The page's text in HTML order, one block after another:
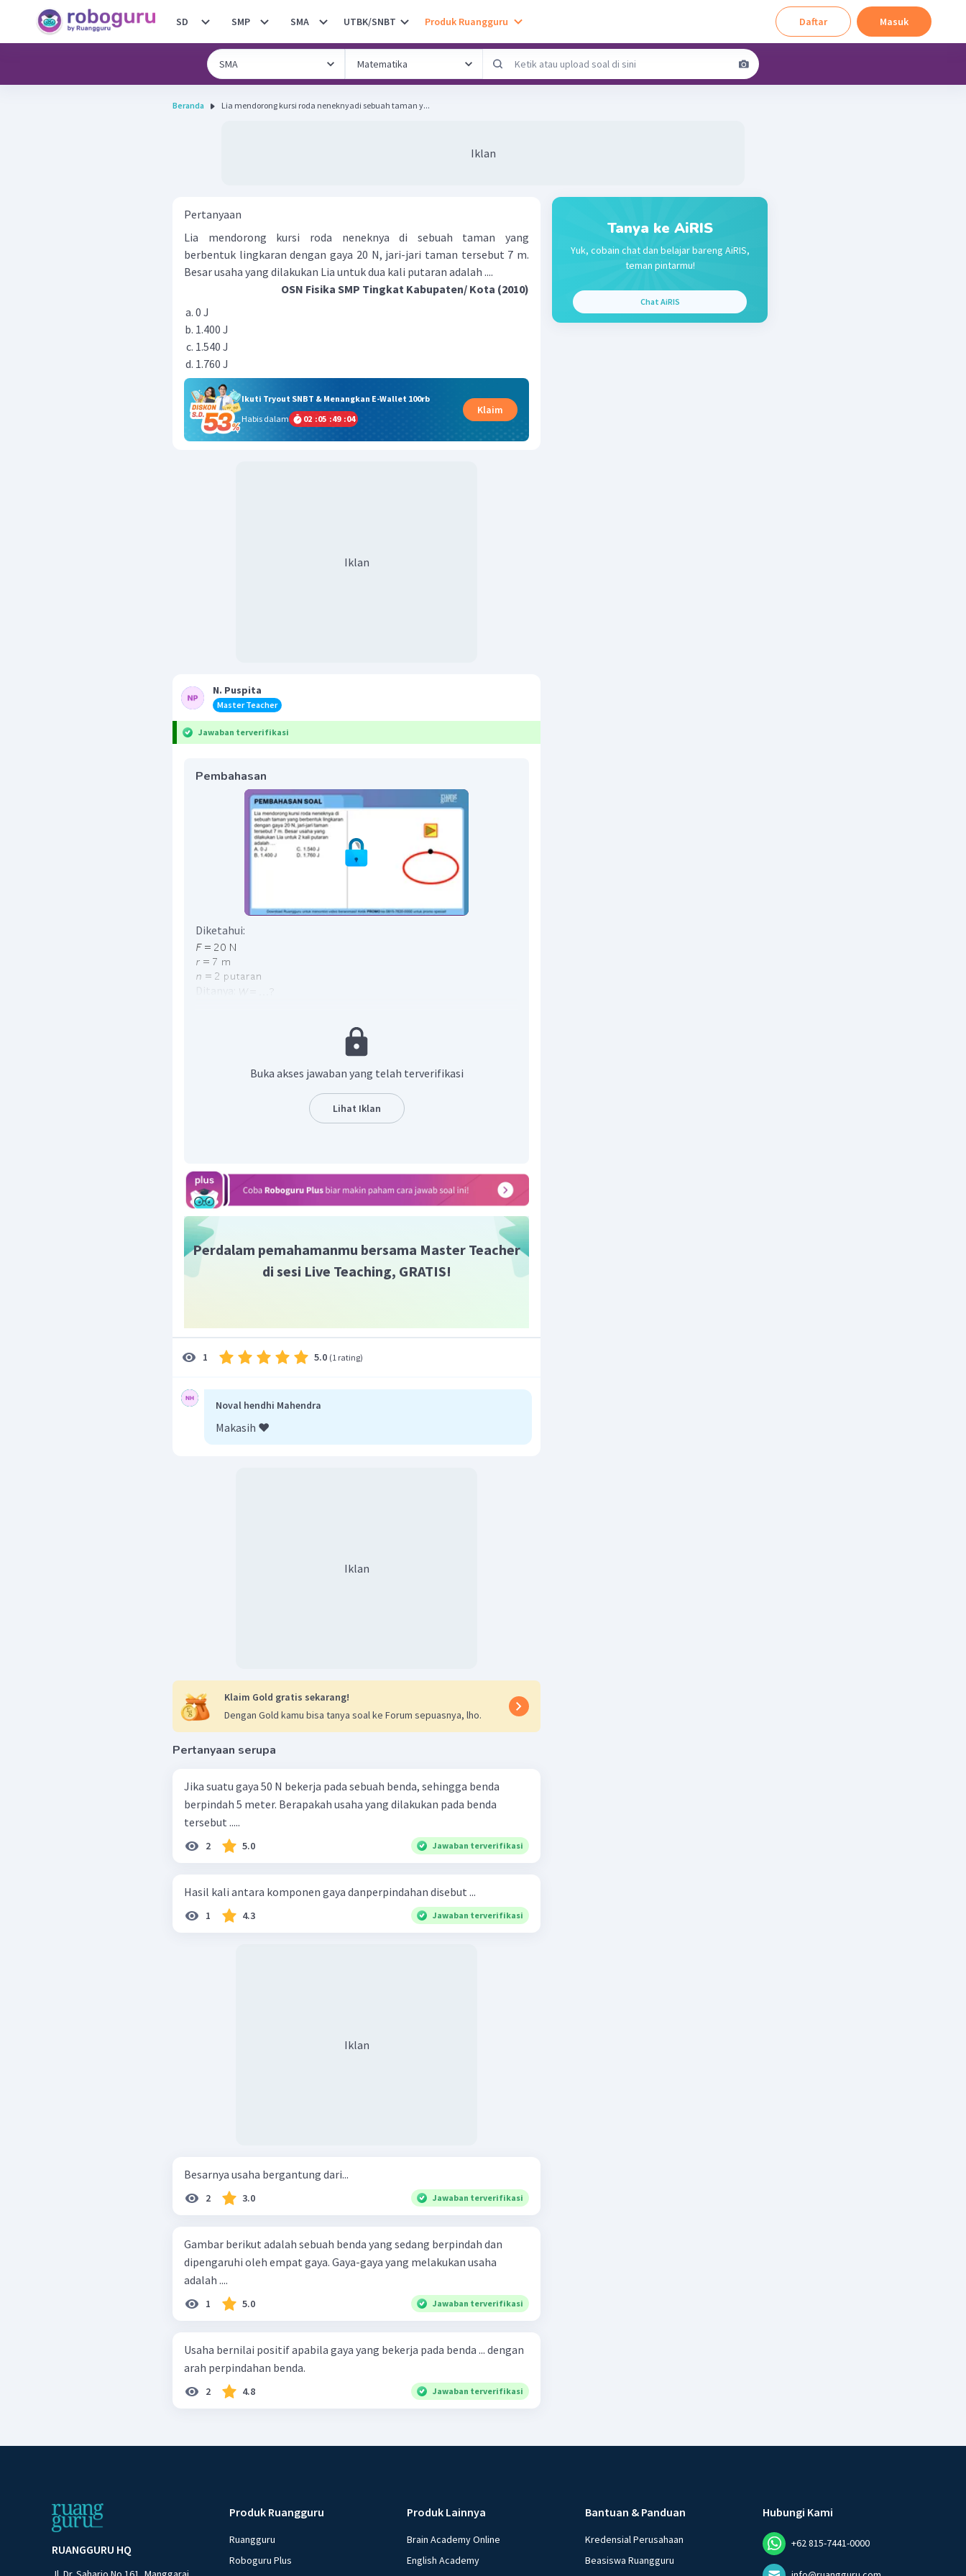
SD SMP SMA UTBK/SNBT Produk Ruangguru Daftar Masuk
Beranda Lia mendorong kursi roda neneknyadi sebuah taman y...
Iklan
Pertanyaan
Lia mendorong kursi roda neneknya di sebuah taman yang
berbentuk lingkaran dengan gaya 20 N, jari-jari taman tersebut 7 m.
Besar usaha yang dilakukan Lia untuk dua kali putaran adalah ....
OSN Fisika SMP Tingkat Kabupaten/ Kota (2010)
0 J
1.400 J
1.540 J
1.760 J
Ikuti Tryout SNBT & Menangkan E-Wallet 100rb
Habis dalam
02 :05 :49 :03
Klaim
Iklan
N. Puspita
Master Teacher
Jawaban terverifikasi
Pembahasan
Diketahui:
Usaha merupakan perkalian antara gaya dan perpindahan. Pada
soal, perpindahan yang dilakukan Lia adalah nol karena posisi
Dengan demikian, besar usaha yang dilakukan Lia adalah
Buka akses jawaban yang telah terverifikasi
Lihat Iklan
Perdalam pemahamanmu bersama Master Teacher
di sesi Live Teaching, GRATIS!
1 5.0 (1 rating)
Noval hendhi Mahendra
Makasih ❤️
Iklan
Klaim Gold gratis sekarang!
Dengan Gold kamu bisa tanya soal ke Forum sepuasnya, lho.
Pertanyaan serupa
Jika suatu gaya 50 N bekerja pada sebuah benda, sehingga benda
berpindah 5 meter. Berapakah usaha yang dilakukan pada benda
tersebut .....
2 5.0 Jawaban terverifikasi
Hasil kali antara komponen gaya danperpindahan disebut ...
1 4.3 Jawaban terverifikasi
Iklan
Besarnya usaha bergantung dari...
2 3.0 Jawaban terverifikasi
Gambar berikut adalah sebuah benda yang sedang berpindah dan
dipengaruhi oleh empat gaya. Gaya-gaya yang melakukan usaha
adalah ....
1 5.0 Jawaban terverifikasi
Usaha bernilai positif apabila gaya yang bekerja pada benda ... dengan
arah perpindahan benda.
2 4.8 Jawaban terverifikasi
Tanya ke AiRIS
Yuk, cobain chat dan belajar bareng AiRIS,
teman pintarmu!
Chat AiRIS
RUANGGURU HQ
Produk Ruangguru
Ruangguru
Roboguru Plus
Produk Lainnya
Brain Academy Online
English Academy
Bantuan & Panduan
Kredensial Perusahaan
Beasiswa Ruangguru
Hubungi Kami
+62 815-7441-0000